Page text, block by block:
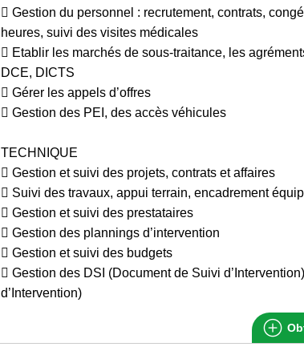
 Gestion du personnel : recrutement, contrats,
heures, suivi des visites médicales
 Etablir les marchés de sous-traitance, les
DCE, DICTS
 Gérer les appels d’offres
 Gestion des PEI, des accès véhicules
TECHNIQUE
 Gestion et suivi des projets, contrats et affaires
 Suivi des travaux, appui terrain, encadrement
 Gestion et suivi des prestataires
 Gestion des plannings d’intervention
 Gestion et suivi des budgets
 Gestion des DSI (Document de Suivi
d’Intervention)